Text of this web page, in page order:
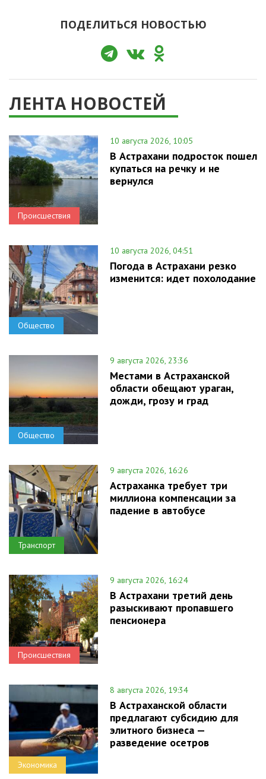
ПОДЕЛИТЬСЯ НОВОСТЬЮ
ЛЕНТА НОВОСТЕЙ
Происшествия
10 августа 2026, 10:05
В Астрахани подросток пошел
купаться на речку и не
вернулся
Общество
10 августа 2026, 04:51
Погода в Астрахани резко
изменится: идет похолодание
Общество
9 августа 2026, 23:36
Местами в Астраханской
области обещают ураган,
дожди, грозу и град
Транспорт
9 августа 2026, 16:26
Астраханка требует три
миллиона компенсации за
падение в автобусе
Происшествия
9 августа 2026, 16:24
В Астрахани третий день
разыскивают пропавшего
пенсионера
Экономика
8 августа 2026, 19:34
В Астраханской области
предлагают субсидию для
элитного бизнеса —
разведение осетров